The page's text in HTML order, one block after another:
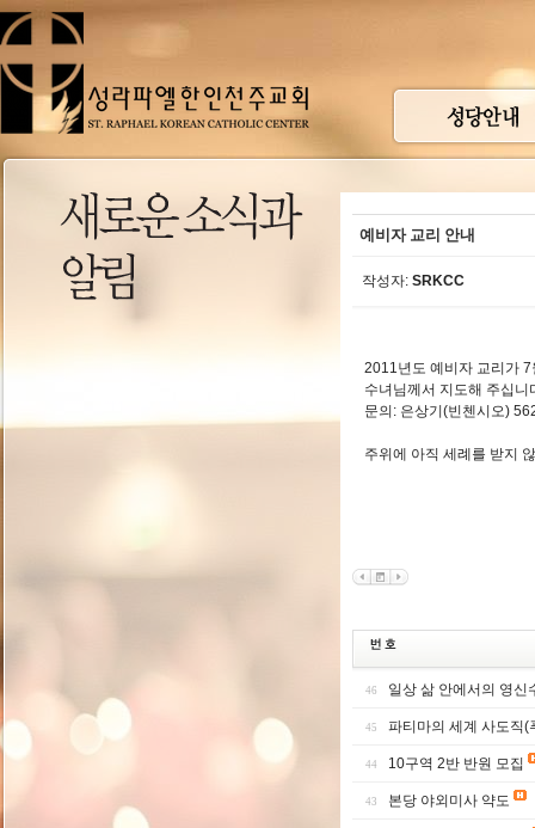
예비자 교리 안내
작성자: SRKCC
2011년도 예비자 교리가
수녀님께서 지도해 주십니
문의: 은상기(빈첸시오)
주위에 아직 세례를 받지
46 일상 삶 안에서의 영신
45 파티마의 세계 사도직
44 10구역 2반 반원 모집
43 본당 야외미사 약도